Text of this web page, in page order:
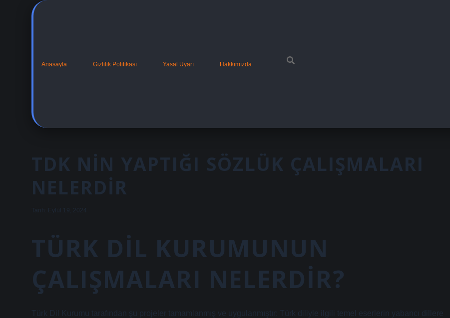
Anasayfa Gizlilik Politikası Yasal Uyarı Hakkımızda
TDK NIN YAPTIĞI SÖZLÜK ÇALIŞMALARI
NELERDIR
Tarih: Eylül 19, 2024
TÜRK DIL KURUMUNUN
ÇALIŞMALARI NELERDIR?
Türk Dil Kurumu tarafından şu projeler tamamlanmış ve uygulanmıştır: Türk diliyle ilgili temel eserlerin yabancı dillere